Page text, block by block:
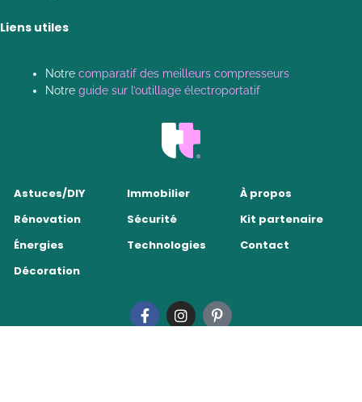
Liens utiles
Notre comparatif des meilleurs compresseurs
Notre guide sur l’outillage électroportatif
Astuces/DIY
Rénovation
Énergies
Décoration
Immobilier
Sécurité
Technologies
À propos
Kit partenaire
Contact